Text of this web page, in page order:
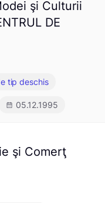
şi Culturii
DE
tip deschis
05.12.1995
şi Comerţ